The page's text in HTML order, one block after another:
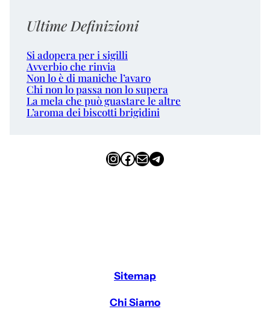
Ultime Definizioni
Si adopera per i sigilli
Avverbio che rinvia
Non lo è di maniche l’avaro
Chi non lo passa non lo supera
La mela che può guastare le altre
L’aroma dei biscotti brigidini
InstagramFacebook Email Telegram
Sitemap
Chi Siamo